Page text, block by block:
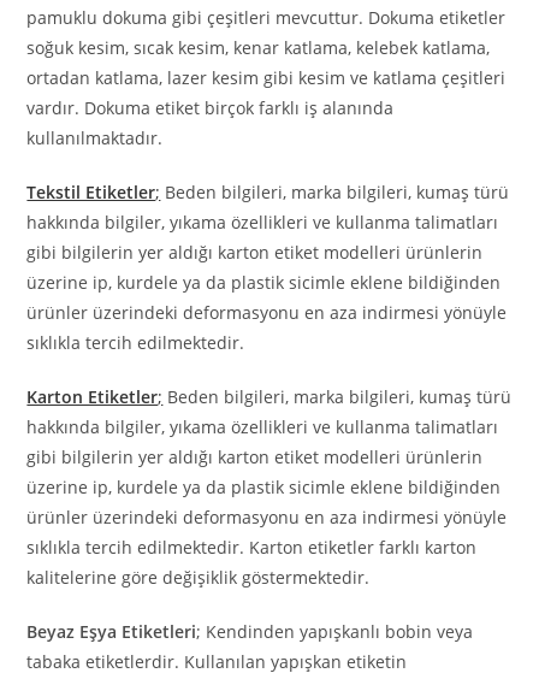
pamuklu dokuma gibi çeşitleri mevcuttur. Dokuma etiketler
soğuk kesim, sıcak kesim, kenar katlama, kelebek katlama,
ortadan katlama, lazer kesim gibi kesim ve katlama çeşitleri
vardır. Dokuma etiket birçok farklı iş alanında
kullanılmaktadır.
Tekstil Etiketler; Beden bilgileri, marka bilgileri, kumaş türü
hakkında bilgiler, yıkama özellikleri ve kullanma talimatları
gibi bilgilerin yer aldığı karton etiket modelleri ürünlerin
üzerine ip, kurdele ya da plastik sicimle eklene bildiğinden
ürünler üzerindeki deformasyonu en aza indirmesi yönüyle
sıklıkla tercih edilmektedir.
Karton Etiketler; Beden bilgileri, marka bilgileri, kumaş türü
hakkında bilgiler, yıkama özellikleri ve kullanma talimatları
gibi bilgilerin yer aldığı karton etiket modelleri ürünlerin
üzerine ip, kurdele ya da plastik sicimle eklene bildiğinden
ürünler üzerindeki deformasyonu en aza indirmesi yönüyle
sıklıkla tercih edilmektedir. Karton etiketler farklı karton
kalitelerine göre değişiklik göstermektedir.
Beyaz Eşya Etiketleri; Kendinden yapışkanlı bobin veya
tabaka etiketlerdir. Kullanılan yapışkan etiketin